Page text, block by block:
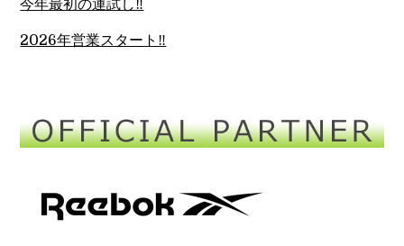
今年最初の運試し‼︎
2026年営業スタート‼︎